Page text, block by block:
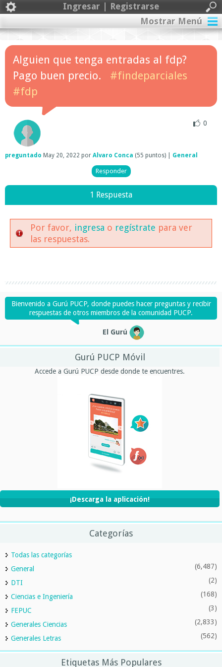
Ingresar | Registrarse
Mostrar Menú
Alguien que tenga entradas al fdp?
Pago buen precio.
#findeparciales
#fdp
0
preguntado May 20, 2022 por Alvaro Conca (55 puntos) General
1 Respuesta
Por favor, ingresa o regístrate para ver
las respuestas.
Bienvenido a Gurú PUCP, donde puedes hacer preguntas y recibir
respuestas de otros miembros de la comunidad PUCP.
El Gurú
Gurú PUCP Móvil
Accede a Gurú PUCP desde donde te encuentres.
¡Descarga la aplicación!
Categorías
Todas las categorías
General
(6,487)
DTI (2)
Ciencias e Ingeniería (168)
FEPUC (3)
Generales Ciencias (2,833)
Generales Letras (562)
Etiquetas Más Populares